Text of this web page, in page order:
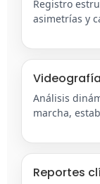
Registro
asimetrías y
Análisis
marcha,
Reportes